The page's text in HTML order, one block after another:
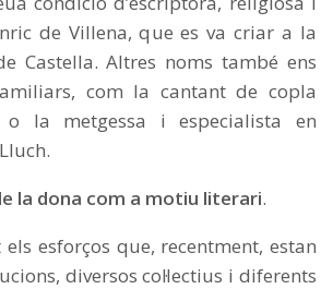
de Villena, que es va criar a la
Castella. Altres noms també ens
com la cantant de copla
o la metgessa i especialista en
la dona com a motiu literari.
esforços que, recentment, estan
diversos col·lectius i diferents